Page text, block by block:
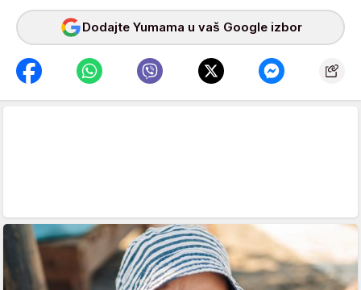
Dodajte Yumama u vaš Google izbor